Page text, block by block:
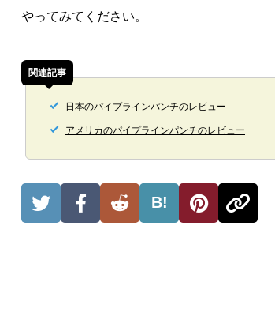
やってみてください。
関連記事
日本のパイプラインパンチのレビュー
アメリカのパイプラインパンチのレビュー
B!